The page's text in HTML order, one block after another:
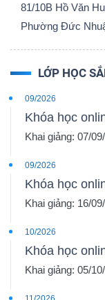
81/10B Hồ Văn
Phường Đức
LỚP HỌC
09/2026
Khóa học
Khai giảng: 07/
09/2026
Khóa học
Khai giảng: 16/
10/2026
Khóa học
Khai giảng: 05/